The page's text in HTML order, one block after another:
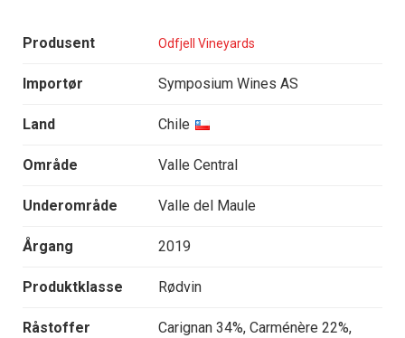
Produsent Odfjell Vineyards
Importør Symposium Wines AS
Land Chile
Område Valle Central
Underområde Valle del Maule
Årgang 2019
Produktklasse Rødvin
Råstoffer
Carignan 34%, Carménère 22%,